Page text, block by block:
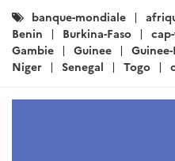
Catégories
:
banque-mondiale
Benin
Burkina-Faso
Gambie
Guinee Guinee-
Niger
Senegal Togo